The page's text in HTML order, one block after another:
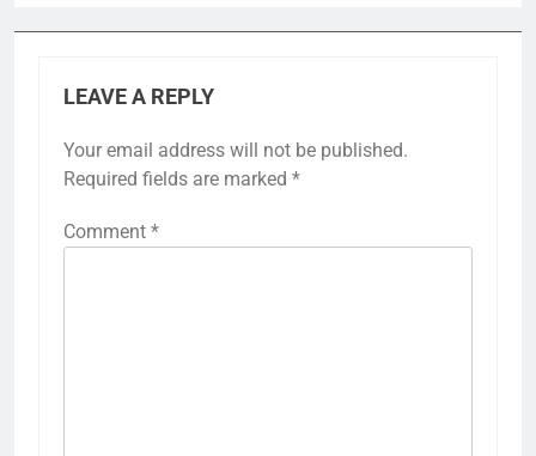
LEAVE A REPLY
Your email address will not be published.
Required fields are marked *
Comment *